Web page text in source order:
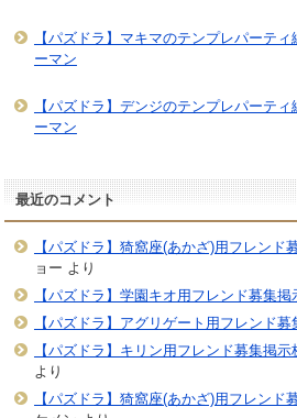
【パズドラ】マキマのテンプレパーテ
ーマン
【パズドラ】デンジのテンプレパーテ
ーマン
最近のコメント
【パズドラ】猗窩座(あかざ)用フレンド
ョー より
【パズドラ】学園キオ用フレンド募集掲
【パズドラ】アグリゲート用フレンド募
【パズドラ】キリン用フレンド募集掲
より
【パズドラ】猗窩座(あかざ)用フレンド